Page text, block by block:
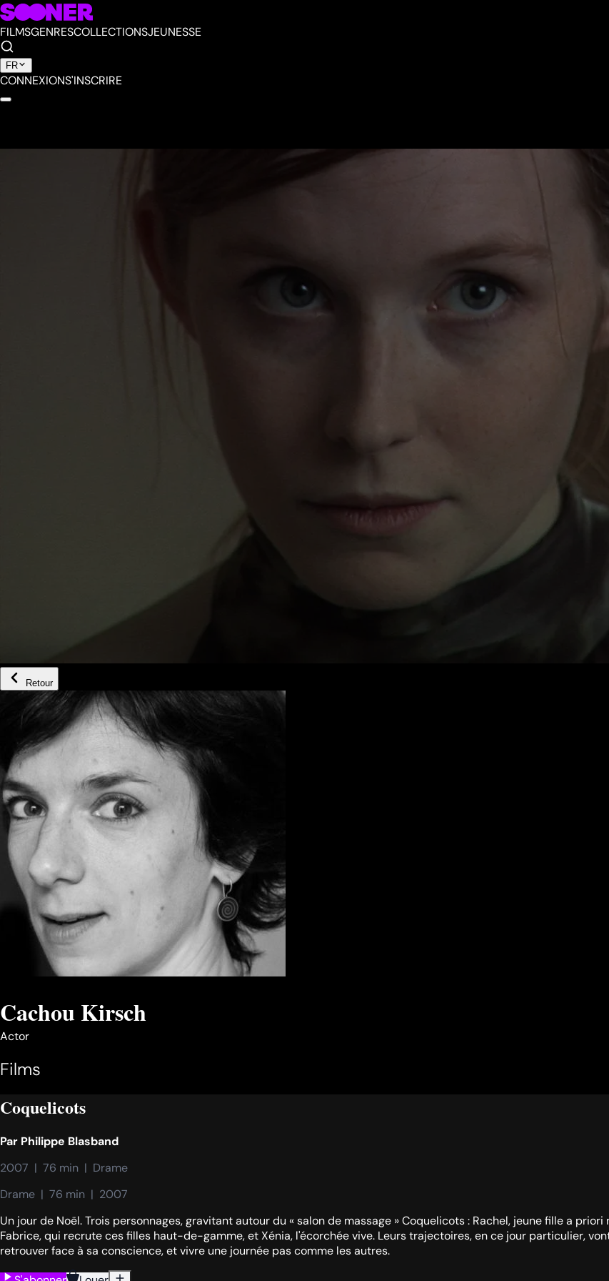
FILMSGENRESCOLLECTIONSJEUNESSE
FR
CONNEXIONS'INSCRIRE
Retour
Cachou Kirsch
Actor
Films
Coquelicots
Par Philippe Blasband
2007  |  76 min  |  Drame
Drame  |  76 min  |  2007
Un jour de Noël. Trois personnages, gravitant autour du « salon de massage » Coquelicots : Rachel, jeune fille a
Fabrice, qui recrute ces filles haut-de-gamme, et Xénia, l'écorchée vive. Leurs trajectoires, en ce jour particulier,
retrouver face à sa conscience, et vivre une journée pas comme les autres.